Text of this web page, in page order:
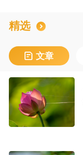
精选
文章